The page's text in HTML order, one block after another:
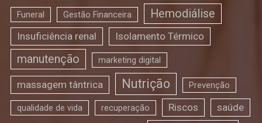
Funeral Gestão Financeira Hemodiálise
Insuficiência renal Isolamento Térmico
manutenção marketing digital
massagem tântrica Nutrição Prevenção
qualidade de vida recuperação Riscos saúde